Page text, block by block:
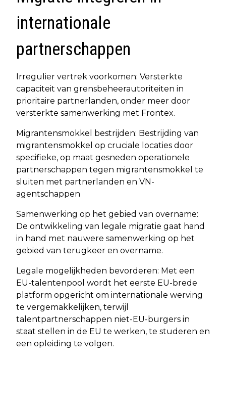
internationale
partnerschappen
Irregulier vertrek voorkomen: Versterkte
capaciteit van grensbeheerautoriteiten in
prioritaire partnerlanden, onder meer door
versterkte samenwerking met Frontex.
Migrantensmokkel bestrijden: Bestrijding van
migrantensmokkel op cruciale locaties door
specifieke, op maat gesneden operationele
partnerschappen tegen migrantensmokkel te
sluiten met partnerlanden en VN-
agentschappen
Samenwerking op het gebied van overname:
De ontwikkeling van legale migratie gaat hand
in hand met nauwere samenwerking op het
gebied van terugkeer en overname.
Legale mogelijkheden bevorderen: Met een
EU-talentenpool wordt het eerste EU-brede
platform opgericht om internationale werving
te vergemakkelijken, terwijl
talentpartnerschappen niet-EU-burgers in
staat stellen in de EU te werken, te studeren en
een opleiding te volgen.